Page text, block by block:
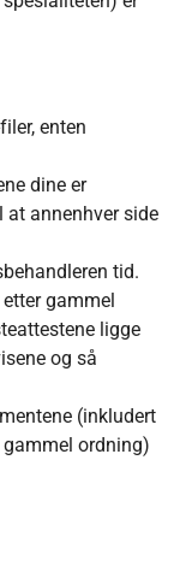
enten
dine er
at annenhver side
tid.
gammel
ligge
og så
(inkludert
gammel ordning)